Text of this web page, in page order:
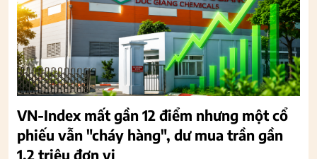
VN-Index mất gần 12 điểm nhưng một cổ
phiếu vẫn "cháy hàng", dư mua trần gần
1,2 triệu đơn vị